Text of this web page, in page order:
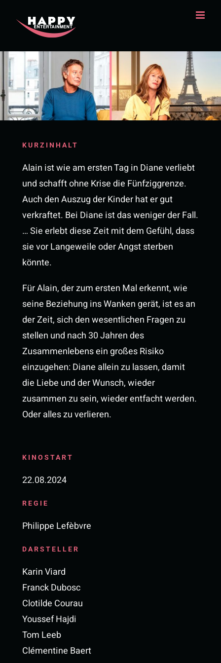
Inhalt
KURZINHALT
Alain ist wie am ersten Tag in Diane verliebt
und schafft ohne Krise die Fünfziggrenze.
Auch den Auszug der Kinder hat er gut
verkraftet. Bei Diane ist das weniger der Fall.
… Sie erlebt diese Zeit mit dem Gefühl, dass
sie vor Langeweile oder Angst sterben
könnte.
Für Alain, der zum ersten Mal erkennt, wie
seine Beziehung ins Wanken gerät, ist es an
der Zeit, sich den wesentlichen Fragen zu
stellen und nach 30 Jahren des
Zusammenlebens ein großes Risiko
einzugehen: Diane allein zu lassen, damit
die Liebe und der Wunsch, wieder
zusammen zu sein, wieder entfacht werden.
Oder alles zu verlieren.
KINOSTART
22.08.2024
REGIE
Philippe Lefèbvre
DARSTELLER
Karin Viard
Franck Dubosc
Clotilde Courau
Youssef Hajdi
Tom Leeb
Clémentine Baert